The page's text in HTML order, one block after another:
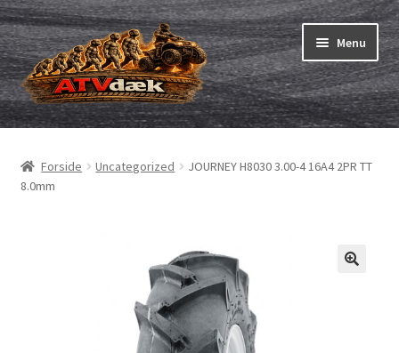
Spring
til
navigation
Spring
til
indhold
Menu
ATV-dæk
Udfold
Dækslanger
Udfold
Forside Uncategorized
JOURNEY H8030 3.00-4 16A4 2PR TT
8.0mm